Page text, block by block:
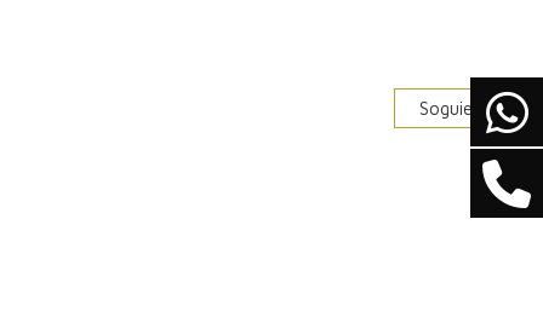
Soguiente